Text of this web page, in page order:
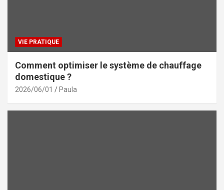
VIE PRATIQUE
Comment optimiser le système de chauffage
domestique ?
2026/06/01 Paula